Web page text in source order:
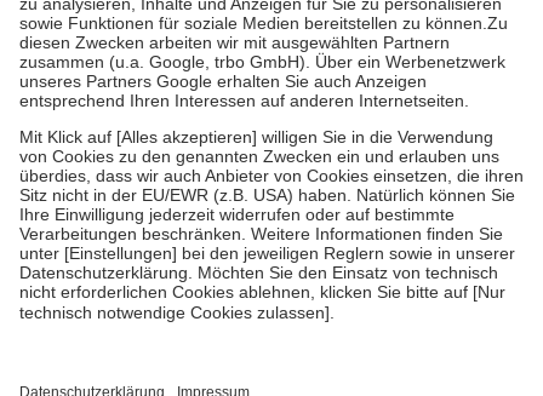
Bei Heilmitteln und häuslicher Krankenpflege beträgt die
Zuzahlung zehn Prozent der Kosten sowie zehn Euro je
Verordnung.
Um das Engagement der Versicherten für ihre eigene Gesundheit
zu stärken und die besondere Stellung der Familie zu unterstützen,
fallenkeine Zuzahlungenan bei:
• Kindern und Jugendlichen bis zum vollendeten 18. Lebensjahr
mit Ausnahme der Fahrkosten
• Untersuchungen zur Vorsorge und Früherkennung, die von der
GKV getragen werden
• empfohlenen Schutzimpfungen
• Harn- und Blutteststreifen
getroffen, um sicherzustellen, dass es sich um echte Bewertungen